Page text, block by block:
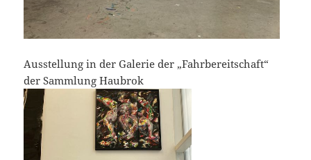
Ausstellung in der Galerie der „Fahrbereitschaft“
der Sammlung Haubrok